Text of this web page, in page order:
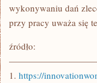
wykonywaniu dań
przy pracy uważa się
źródło:
1. https://